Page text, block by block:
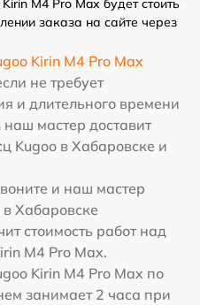
M4 Pro Max будет стоить
заказа на сайте через
Kirin M4 Pro Max
не требует
и длительного времени
мастер доставит
Kugoo в Хабаровске и
и наш мастер
в Хабаровске
стоимость работ над
M4 Pro Max.
Kirin M4 Pro Max по
занимает 2 часа при